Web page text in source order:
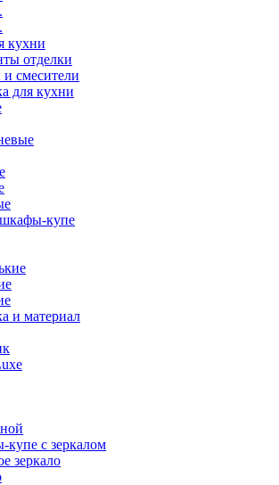
кухни
отделки
смесители
для кухни
купе
и материал
с зеркалом
зеркало